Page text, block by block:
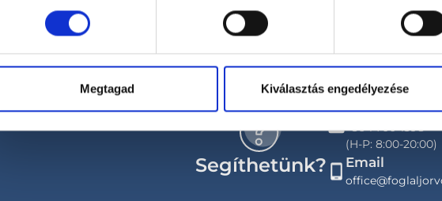
Megtagad Kiválasztás engedélyezése
Segíthetünk?
Telefon
+36 1 700-1398
(H-P: 8:00-20:00)
Email